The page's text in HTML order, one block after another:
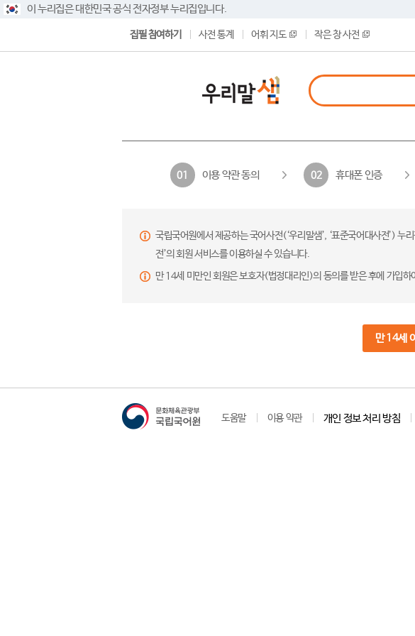
이 누리집은 대한민국 공식 전자정부 누리집입니다.
집필 참여하기 사전 통계 어휘 지도 작은 창 사전
01 이용 약관 동의 02 휴대폰 인증
국립국어원에서 제공하는 국어사전(‘우리말샘’, ‘표준국어대사전’)
전’의 회원 서비스를 이용하실 수 있습니다.
만 14세 미만인 회원은 보호자(법정대리인)의 동의를 받은 후에 가입하
만 14세
도움말 이용 약관 개인 정보 처리 방침